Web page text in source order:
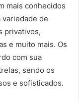
mais conhecidos
de
privativos,
e muito mais. Os
com sua
sendo os
e sofisticados.